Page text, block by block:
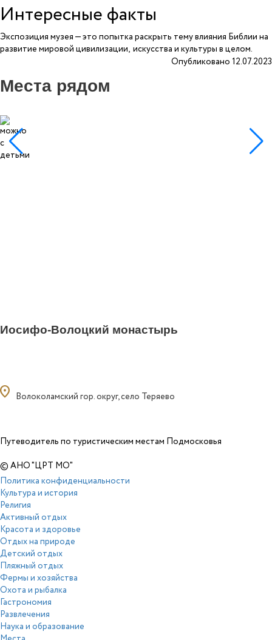
Интересные факты
Экспозиция музея — это попытка раскрыть тему влияния Библии на
развитие мировой цивилизации, искусства и культуры в целом.
Опубликовано 12.07.2023
Места рядом
Иосифо-Волоцкий монастырь
Волоколамский гор. округ, село Теряево
Путеводитель по туристическим местам Подмосковья
© АНО "ЦРТ МО"
Политика конфиденциальности
Культура и история
Религия
Активный отдых
Красота и здоровье
Отдых на природе
Детский отдых
Пляжный отдых
Фермы и хозяйства
Охота и рыбалка
Гастрономия
Развлечения
Наука и образование